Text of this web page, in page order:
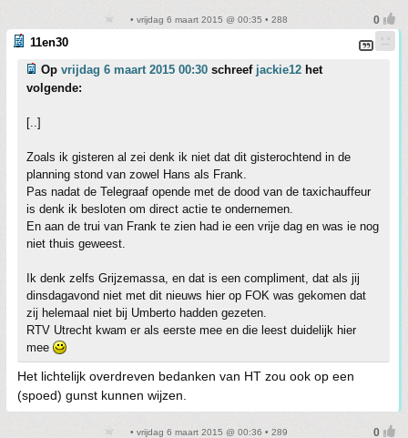
• vrijdag 6 maart 2015 @ 00:35 • 288
11en30
Op vrijdag 6 maart 2015 00:30 schreef jackie12 het
volgende:
[..]
Zoals ik gisteren al zei denk ik niet dat dit gisterochtend in de
planning stond van zowel Hans als Frank.
Pas nadat de Telegraaf opende met de dood van de taxichauffeur
is denk ik besloten om direct actie te ondernemen.
En aan de trui van Frank te zien had ie een vrije dag en was ie nog
niet thuis geweest.
Ik denk zelfs Grijzemassa, en dat is een compliment, dat als jij
dinsdagavond niet met dit nieuws hier op FOK was gekomen dat
zij helemaal niet bij Umberto hadden gezeten.
RTV Utrecht kwam er als eerste mee en die leest duidelijk hier
mee
Het lichtelijk overdreven bedanken van HT zou ook op een
(spoed) gunst kunnen wijzen.
• vrijdag 6 maart 2015 @ 00:36 • 289